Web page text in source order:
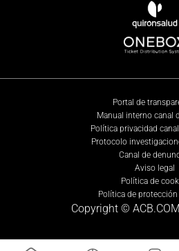
Portal de
Manual interno canal
Política privacidad
Protocolo
Canal de
Aviso legal
Política de
Política de
Copyright ©